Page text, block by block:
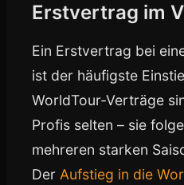
Erstvertrag im
Ein Erstvertrag bei
ist der häufigste
WorldTour-Verträge
Profis selten – sie
mehreren starken
Der Aufstieg in die